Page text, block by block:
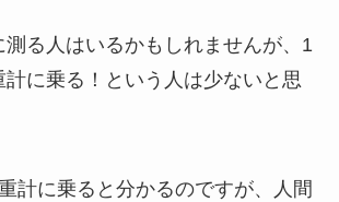
る人はいるかもしれませんが、1
計に乗る！という人は少ないと思
計に乗ると分かるのですが、人間